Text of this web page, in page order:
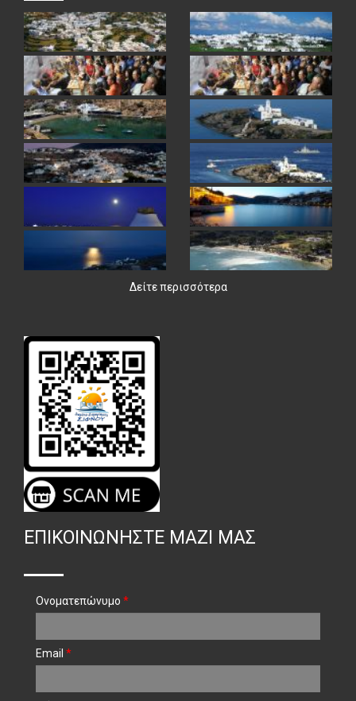
Δείτε περισσότερα
ΕΠΙΚΟΙΝΩΝΉΣΤΕ ΜΑΖΊ ΜΑΣ
Ονοματεπώνυμο *
Email *